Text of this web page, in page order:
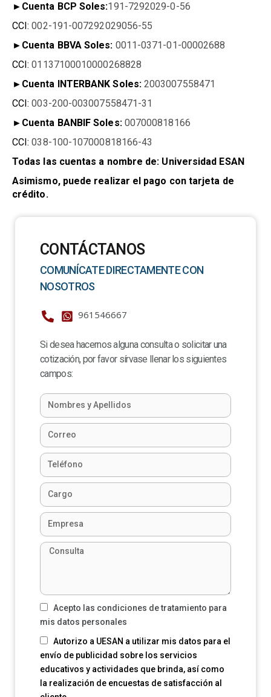
► Cuenta BCP Soles:191-7292029-0-56
CCI:002-191-007292029056-55
► Cuenta BBVA Soles: 0011-0371-01-00002688
CCI:01137100010000268828
► Cuenta INTERBANK Soles:2003007558471
CCI:003-200-003007558471-31
► Cuenta BANBIF Soles: 007000818166
CCI:038-100-107000818166-43
Todas las cuentas a nombre de: Universidad ESAN
Asimismo, puede realizar el pago con tarjeta de
crédito.
CONTÁCTANOS
COMUNÍCATE DIRECTAMENTE CON
NOSOTROS
961546667
Si desea hacernos alguna consulta o solicitar una
cotización, por favor sírvase llenar los siguientes
campos:
Acepto las condiciones de tratamiento para
mis datos personales
Autorizo a UESAN a utilizar mis datos para el
envío de publicidad sobre los servicios
educativos y actividades que brinda, así como
la realización de encuestas de satisfacción al